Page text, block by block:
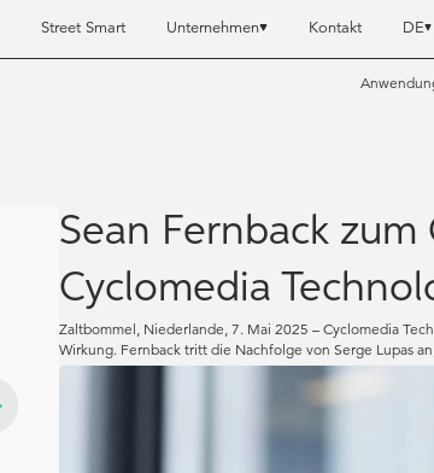
Street Smart Unternehmen Kontakt DE
Sean Fernback zum
Cyclomedia
Zaltbommel, Niederlande, 7. Mai 2025 – Cyclomedia
Wirkung. Fernback tritt die Nachfolge von Serge Lupas